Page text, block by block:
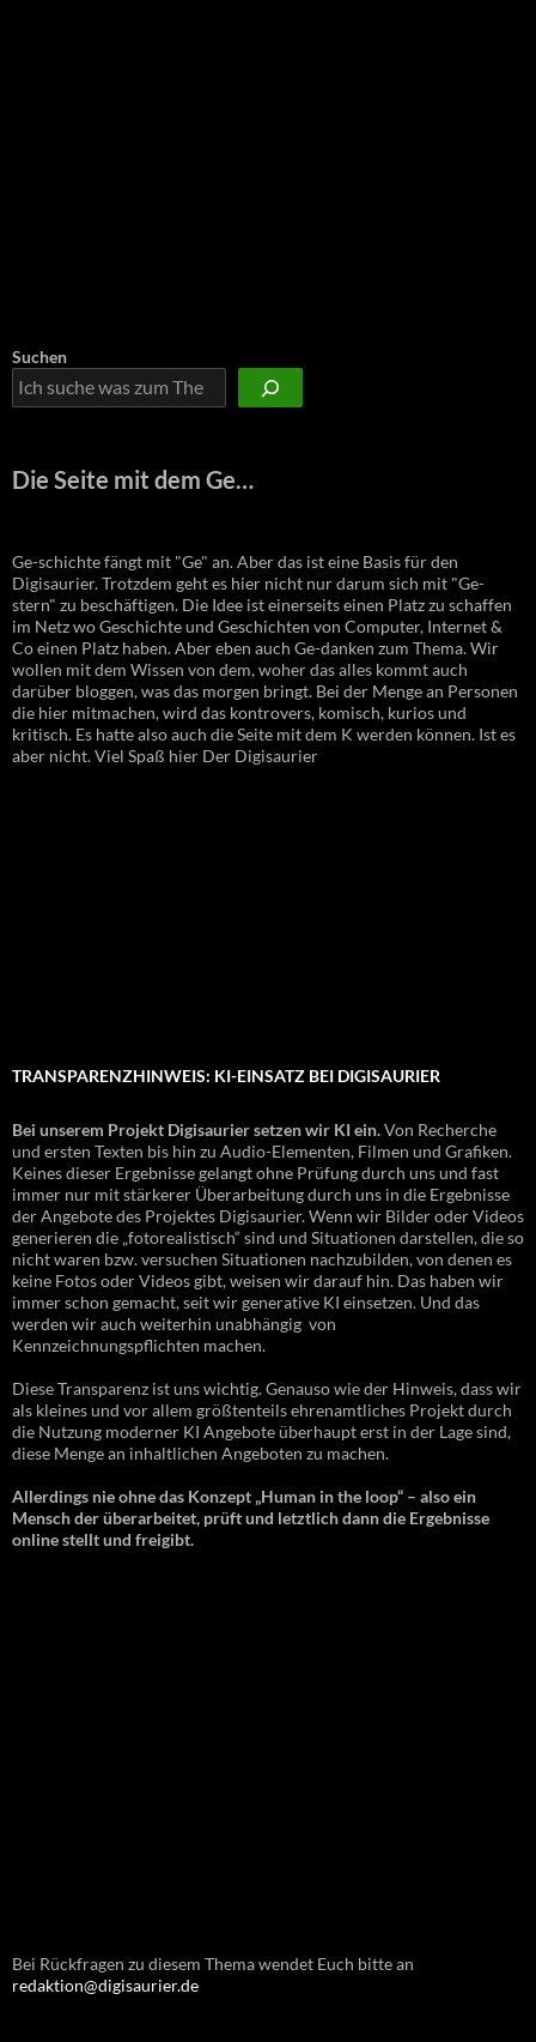
Suchen
Die Seite mit dem Ge…
Ge-schichte fängt mit "Ge" an. Aber das ist eine Basis für den
Digisaurier. Trotzdem geht es hier nicht nur darum sich mit "Ge-
stern" zu beschäftigen. Die Idee ist einerseits einen Platz zu schaffen
im Netz wo Geschichte und Geschichten von Computer, Internet &
Co einen Platz haben. Aber eben auch Ge-danken zum Thema. Wir
wollen mit dem Wissen von dem, woher das alles kommt auch
darüber bloggen, was das morgen bringt. Bei der Menge an Personen
die hier mitmachen, wird das kontrovers, komisch, kurios und
kritisch. Es hatte also auch die Seite mit dem K werden können. Ist es
aber nicht. Viel Spaß hier Der Digisaurier
TRANSPARENZHINWEIS: KI-EINSATZ BEI DIGISAURIER
Bei unserem Projekt Digisaurier setzen wir KI ein.Von Recherche
und ersten Texten bis hin zu Audio-Elementen, Filmen und Grafiken.
Keines dieser Ergebnisse gelangt ohne Prüfung durch uns und fast
immer nur mit stärkerer Überarbeitung durch uns in die Ergebnisse
der Angebote des Projektes Digisaurier. Wenn wir Bilder oder Videos
generieren die „fotorealistisch“ sind und Situationen darstellen, die so
nicht waren bzw. versuchen Situationen nachzubilden, von denen es
keine Fotos oder Videos gibt, weisen wir darauf hin. Das haben wir
immer schon gemacht, seit wir generative KI einsetzen. Und das
werden wir auch weiterhin unabhängig von
Kennzeichnungspflichten machen.
Diese Transparenz ist uns wichtig. Genauso wie der Hinweis, dass wir
als kleines und vor allem größtenteils ehrenamtliches Projekt durch
die Nutzung moderner KI Angebote überhaupt erst in der Lage sind,
diese Menge an inhaltlichen Angeboten zu machen.
Allerdings nie ohne das Konzept „Human in the loop“ – also ein
Mensch der überarbeitet, prüft und letztlich dann die Ergebnisse
online stellt und freigibt.
Bei Rückfragen zu diesem Thema wendet Euch bitte an
redaktion@digisaurier.de